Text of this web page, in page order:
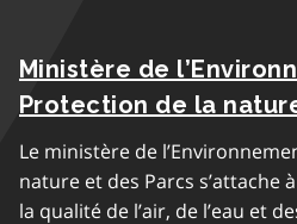
Ministère de
Protection de la
Le ministère de
nature et des Parcs s’attache
la qualité de l’air, de l’eau et